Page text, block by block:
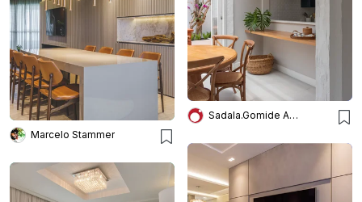
Sadala.Gomide Arquitetura
Marcelo Stammer